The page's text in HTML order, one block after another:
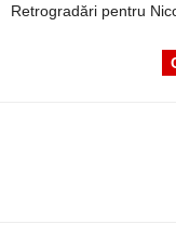
Retrogradări pentru